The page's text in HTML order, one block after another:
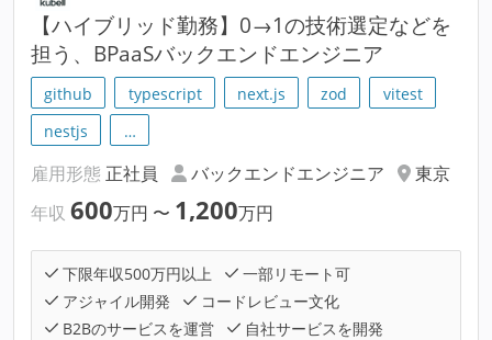
【ハイブリッド勤務】0→1の技術選定などを
担う、BPaaSバックエンドエンジニア
github typescript next.js zod
vitest
nestjs
…
雇用形態 正社員 バックエンドエンジニア
東京
年収 600万円 〜 1,200万円
下限年収500万円以上
一部リモート可
アジャイル開発
コードレビュー文化
B2Bのサービスを運営
自社サービスを開発